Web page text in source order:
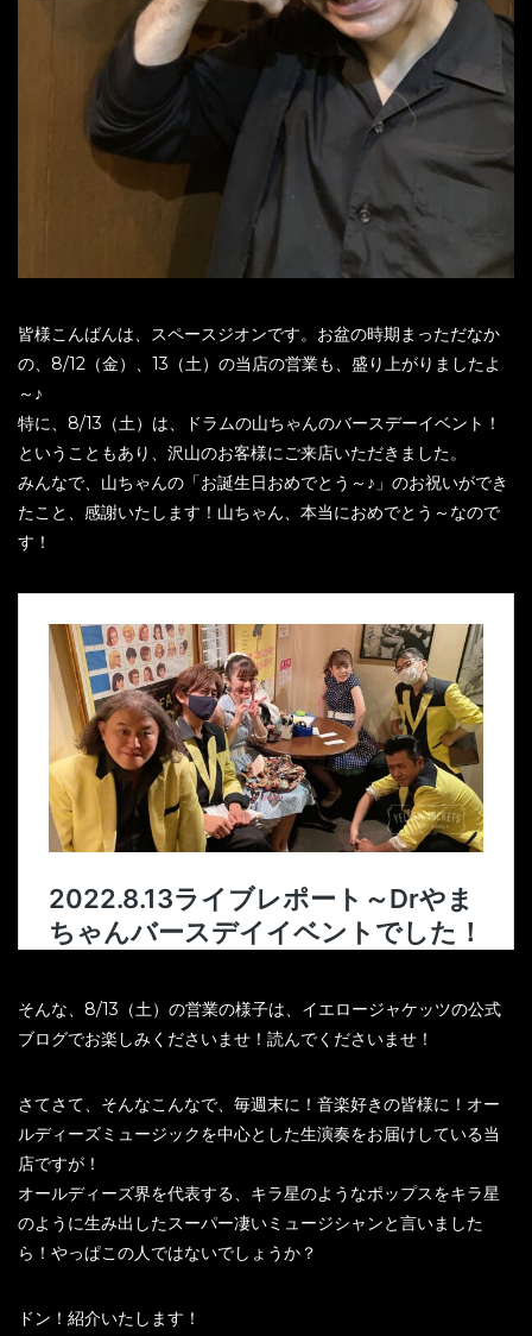
皆様こんばんは、スペースジオンです。お盆の時期まっただなか
の、8/12（金）、13（土）の当店の営業も、盛り上がりましたよ
～♪
特に、8/13（土）は、ドラムの山ちゃんのバースデーイベント！
ということもあり、沢山のお客様にご来店いただきました。
みんなで、山ちゃんの「お誕生日おめでとう～♪」のお祝いができ
たこと、感謝いたします！山ちゃん、本当におめでとう～なので
す！
そんな、8/13（土）の営業の様子は、イエロージャケッツの公式
ブログでお楽しみくださいませ！読んでくださいませ！
さてさて、そんなこんなで、毎週末に！音楽好きの皆様に！オー
ルディーズミュージックを中心とした生演奏をお届けしている当
店ですが！
オールディーズ界を代表する、キラ星のようなポップスをキラ星
のように生み出したスーパー凄いミュージシャンと言いました
ら！やっぱこの人ではないでしょうか？
ドン！紹介いたします！